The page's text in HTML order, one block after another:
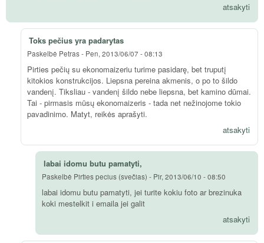
atsakyti
Toks pečius yra padarytas
Paskelbė Petras- Pen, 2013/06/07 - 08:13
Pirties pečių su ekonomaizeriu turime pasidarę, bet truputį
kitokios konstrukcijos. Liepsna pereina akmenis, o po to šildo
vandenį. Tiksliau - vandenį šildo nebe liepsna, bet kamino dūmai.
Tai - pirmasis mūsų ekonomaizeris - tada net nežinojome tokio
pavadinimo. Matyt, reikės aprašyti.
atsakyti
labai idomu butu pamatyti,
Paskelbė Pirties pecius (svečias) - Pir, 2013/06/10 - 08:50
labai idomu butu pamatyti, jei turite kokiu foto ar brezinuka
koki mestelkit i emaila jei galit
atsakyti